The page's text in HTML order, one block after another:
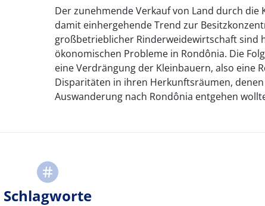
Der zunehmende Verkauf von Land durch die
damit einhergehende Trend zur
großbetrieblicher Rinderweidewirtschaft sind
ökonomischen Probleme in Rondônia. Die
eine Verdrängung der Kleinbauern, also eine
Disparitäten in ihren Herkunftsräumen,
Auswanderung nach Rondônia entgehen
Schlagworte